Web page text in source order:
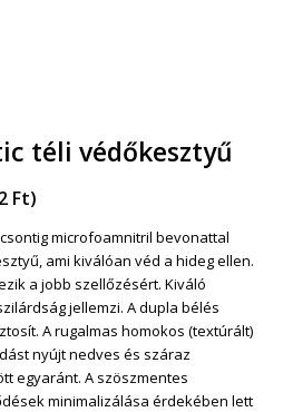
téli védőkesztyű
Ft)
microfoamnitril bevonattal
ami kiválóan véd a hideg ellen.
a jobb szellőzésért. Kiváló
jellemzi. A dupla bélés
A rugalmas homokos (textúrált)
nyújt nedves és száraz
egyaránt. A szöszmentes
minimalizálása érdekében lett